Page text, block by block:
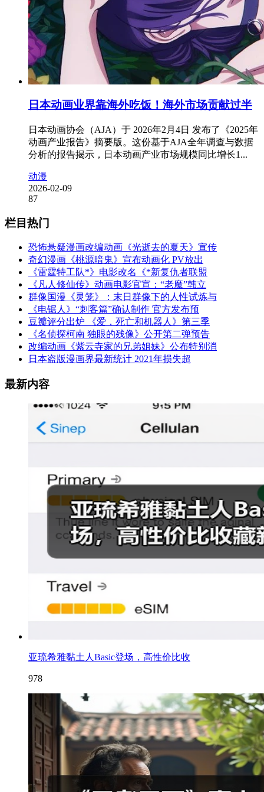
日本动画业界靠海外吃饭！海外市场贡献过半
日本动画协会（AJA）于 2026年2月4日 发布了《2025年
动画产业报告》摘要版。这份基于AJA全年调查与数据
分析的报告揭示，日本动画产业市场规模同比增长1...
动漫
2026-02-09
87
栏目热门
恐怖悬疑漫画改编动画《光逝去的夏天》宣传
奇幻漫画《桃源暗鬼》宣布动画化 PV放出
《雷霆特工队*》电影改名《*新复仇者联盟
《凡人修仙传》动画电影官宣：“老魔”韩立
群像国漫《灵笼》：末日群像下的人性试炼与
《电锯人》“刺客篇”确认制作 官方发布预
豆瓣评分出炉 《爱，死亡和机器人》第三季
《名侦探柯南 独眼的残像》公开第二弹预告
改编动画《紫云寺家的兄弟姐妹》公布特别消
日本盗版漫画界最新统计 2021年损失超
最新内容
亚琉希雅黏土人Basic登场，高性价比收
978